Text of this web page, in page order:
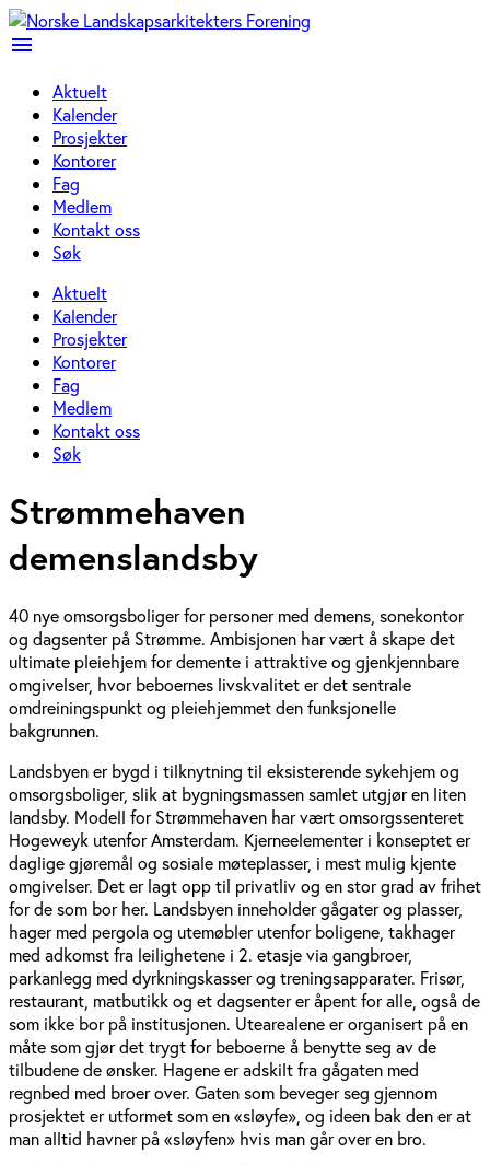
menu
Aktuelt
Kalender
Prosjekter
Kontorer
Fag
Medlem
Kontakt oss
Søk
Aktuelt
Kalender
Prosjekter
Kontorer
Fag
Medlem
Kontakt oss
Søk
Strømmehaven
demenslandsby
40 nye omsorgsboliger for personer med demens, sonekontor
og dagsenter på Strømme. Ambisjonen har vært å skape det
ultimate pleiehjem for demente i attraktive og gjenkjennbare
omgivelser, hvor beboernes livskvalitet er det sentrale
omdreiningspunkt og pleiehjemmet den funksjonelle
bakgrunnen.
Landsbyen er bygd i tilknytning til eksisterende sykehjem og
omsorgsboliger, slik at bygningsmassen samlet utgjør en liten
landsby. Modell for Strømmehaven har vært omsorgssenteret
Hogeweyk utenfor Amsterdam. Kjerneelementer i konseptet er
daglige gjøremål og sosiale møteplasser, i mest mulig kjente
omgivelser. Det er lagt opp til privatliv og en stor grad av frihet
for de som bor her. Landsbyen inneholder gågater og plasser,
hager med pergola og utemøbler utenfor boligene, takhager
med adkomst fra leilighetene i 2. etasje via gangbroer,
parkanlegg med dyrkningskasser og treningsapparater. Frisør,
restaurant, matbutikk og et dagsenter er åpent for alle, også de
som ikke bor på institusjonen. Utearealene er organisert på en
måte som gjør det trygt for beboerne å benytte seg av de
tilbudene de ønsker. Hagene er adskilt fra gågaten med
regnbed med broer over. Gaten som beveger seg gjennom
prosjektet er utformet som en «sløyfe», og ideen bak den er at
man alltid havner på «sløyfen» hvis man går over en bro.